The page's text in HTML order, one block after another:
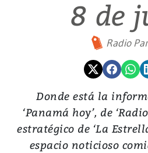
8 de
Radio
Donde está la
‘Panamá hoy’, de
estratégico de ‘La
espacio noticioso